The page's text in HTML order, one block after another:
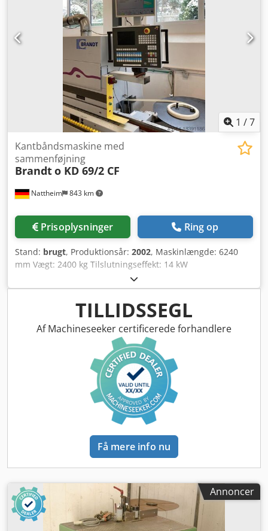
1 /7
Nattheim 843 km
Kantbåndsmaskine med
sammenføjning
Brandto KD 69/2 CF
Prisoplysninger Ring op
Stand: brugt, Produktionsår: 2002, Maskinlængde: 6240
mm Vægt: 2400 kg Tilslutningseffekt: 14 kW
Udsugningsdiameter: 120 / 140 mm Lagersted: Nattheim
Crodsvvkfwopfx Ahhsf
TILLIDSSEGL
Af Machineseeker certificerede forhandlere
Få mere info nu
Annoncer